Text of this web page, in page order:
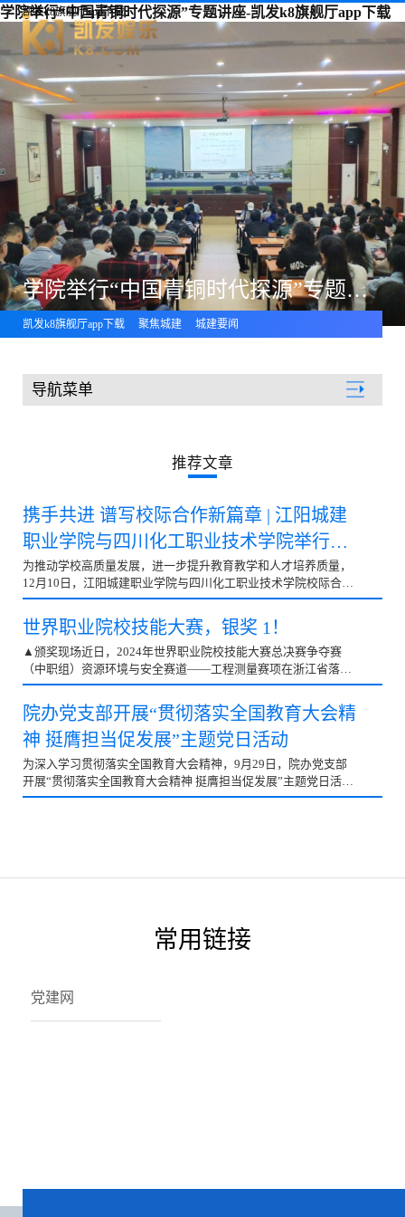
学院举行“中国青铜时代探源”专题讲座-凯发k8旗舰厅app下载
凯发k8旗舰厅app下载
学院举行“中国青铜时代探源”专题讲座
凯发k8旗舰厅app下载 聚焦城建 城建要闻
导航菜单
推荐文章
携手共进 谱写校际合作新篇章 | 江阳城建
职业学院与四川化工职业技术学院举行校
际合作签约仪式
为推动学校高质量发展，进一步提升教育教学和人才培养质量，
12月10日，江阳城建职业学院与四川化工职业技术学院校际合作
签约仪式在我校举行。四川化工职业技术学院党委书记刘志勇，
党委副书记、纪委书记、工会主席郑辅春，副院长徐丽萍，宣传
部部长罗泽洪，党政办公室主任李克嵘；江阳城建职业学院理事
长、校长吴振华，党委书记蒋和平，执行校长刘玉增，副校长吴
炎龙，党委副书记、学生工作部部长徐世银，党委副书记、工会
主席刘凯华，副校长、教务处处长秦庆礼，副校长任新红、谭建
鑫，党政办主任刘磊等领导参加校际合作签约仪式。▲合影留念
签约仪式开始前，江阳城建职业学院理事长、校长吴振华及相关
领导在学校南门热情迎接四川化工职业技
世界职业院校技能大赛，银奖 1！
▲颁奖现场近日，2024年世界职业院校技能大赛总决赛争夺赛
（中职组）资源环境与安全赛道——工程测量赛项在浙江省落下
帷幕，全国共有31个省、自治区、直辖市选拔出的68支代表队、
268名选手参赛。在技能竞赛处林兴杰老师的悉心指导下，来自
我校中职部建筑工程施工与建筑工程造价专业的蒲彧松、龙翔
云、钟壕、张竣诚四位同学组成四川省代表队征战世界职业院校
技能大赛总决赛争夺赛。他们凭借精湛技艺与默契协作在赛场上
表现卓越，最终以640分的高分成绩位居小组第二，勇夺“银奖”
第一名的佳绩。 ▲合影留念本次“世界职业院校技能大赛”由原
院办党支部开展“贯彻落实全国教育大会精
神 挺膺担当促发展”主题党日活动
为深入学习贯彻落实全国教育大会精神，9月29日，院办党支部
开展“贯彻落实全国教育大会精神 挺膺担当促发展”主题党日活
动，全体党员参会。会上，党支部书记刘磊首先组织学习《习近
常用链接
党建网